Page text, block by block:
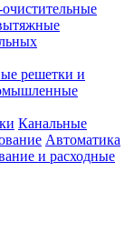
решетки и
Канальные
Автоматика
и расходные